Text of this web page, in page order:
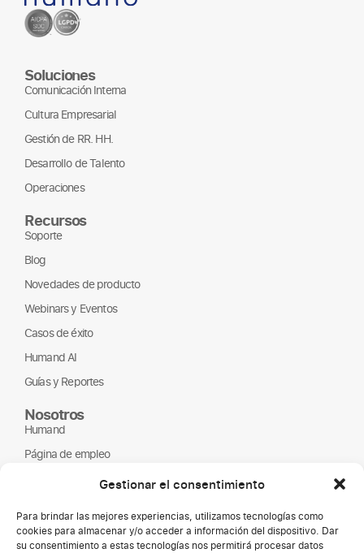
Gestionar el consentimiento
Para brindar las mejores experiencias, utilizamos tecnologías como
cookies para almacenar y/o acceder a información del dispositivo. Dar
su consentimiento a estas tecnologías nos permitirá procesar datos
Soluciones
Comunicación Interna
Cultura Empresarial
Gestión de RR. HH.
Desarrollo de Talento
Operaciones
Recursos
Soporte
Blog
Novedades de producto
Webinars y Eventos
Casos de éxito
Humand AI
Guías y Reportes
Nosotros
Humand
Página de empleo